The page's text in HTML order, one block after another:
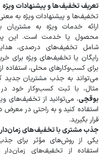
تعریف تخفیف‌ها و پیشنهادات ویژه
تخفیف‌ها و پیشنهادات ویژه به
ارائه خدمات ویژه به
محصول یا خدمت است. این
شامل تخفیف‌های درصدی،
رایگان یا تخفیف‌های ویژه برای
برای کسب‌وکارهای محلی، استفاده
می‌تواند به جذب مشتریان جدید
مثال، با ثبت کسب‌وکار خود در
بوقچی، می‌توانید از تخفیف‌های
استفاده کنید و به راحتی در
قرار بگیرید.
جذب مشتری با تخفیف‌های زمان‌دار
یکی از روش‌های مؤثر برای
استفاده از تخفیف‌های